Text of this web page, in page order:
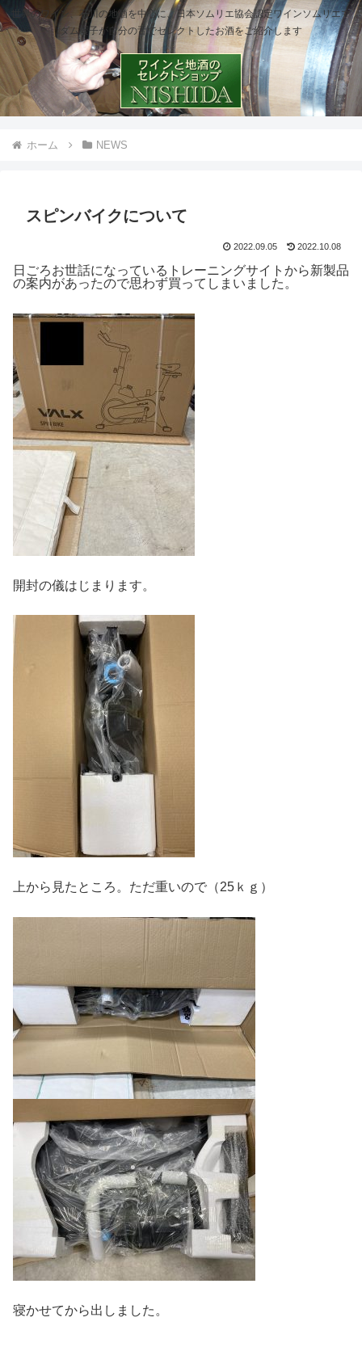
世界のワイン、石川の地酒を中心に、日本ソムリエ協会認定ワインソムリエマ
ダム櫻子が自分の舌でセレクトしたお酒をご紹介します
ホーム NEWS
スピンバイクについて
2022.09.05 2022.10.08
日ごろお世話になっているトレーニングサイトから新製品
の案内があったので思わず買ってしまいました。
開封の儀はじまります。
上から見たところ。ただ重いので（25ｋｇ）
寝かせてから出しました。